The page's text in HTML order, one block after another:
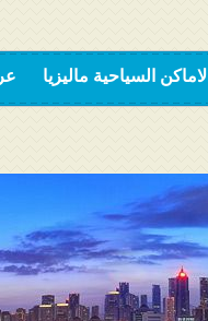
الاماكن السياحية ماليزيا